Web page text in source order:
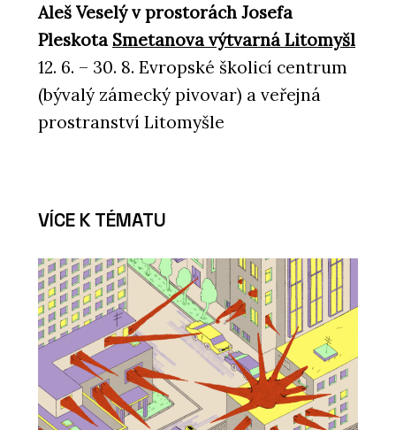
Aleš Veselý v prostorách Josefa
Pleskota Smetanova výtvarná Litomyšl
12. 6. – 30. 8. Evropské školicí centrum
(bývalý zámecký pivovar) a veřejná
prostranství Litomyšle
VÍCE K TÉMATU